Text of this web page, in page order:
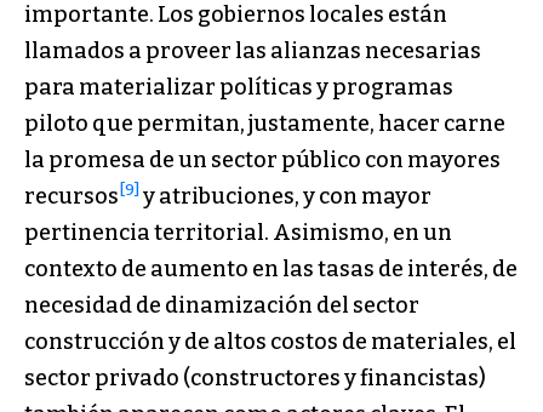
importante. Los gobiernos locales están
llamados a proveer las alianzas necesarias
para materializar políticas y programas
piloto que permitan, justamente, hacer carne
la promesa de un sector público con mayores
recursos [9] y atribuciones, y con mayor
pertinencia territorial. Asimismo, en un
contexto de aumento en las tasas de interés, de
necesidad de dinamización del sector
construcción y de altos costos de materiales, el
sector privado (constructores y financistas)